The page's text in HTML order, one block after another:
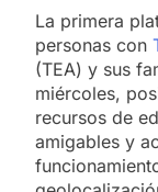
La primera
personas con
(TEA) y sus
miércoles,
recursos de
amigables y